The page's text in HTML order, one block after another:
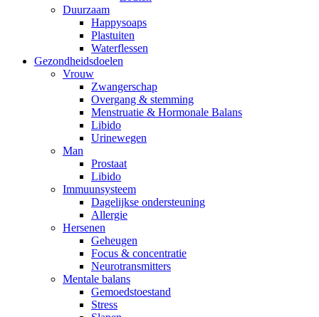
Duurzaam
Happysoaps
Plastuiten
Waterflessen
Gezondheidsdoelen
Vrouw
Zwangerschap
Overgang & stemming
Menstruatie & Hormonale Balans
Libido
Urinewegen
Man
Prostaat
Libido
Immuunsysteem
Dagelijkse ondersteuning
Allergie
Hersenen
Geheugen
Focus & concentratie
Neurotransmitters
Mentale balans
Gemoedstoestand
Stress